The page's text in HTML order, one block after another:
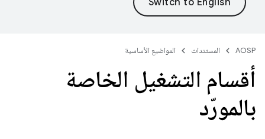
AOSP المستندات المواضيع الأساسية
أقسام التشغيل الخاصة
بالمورّد